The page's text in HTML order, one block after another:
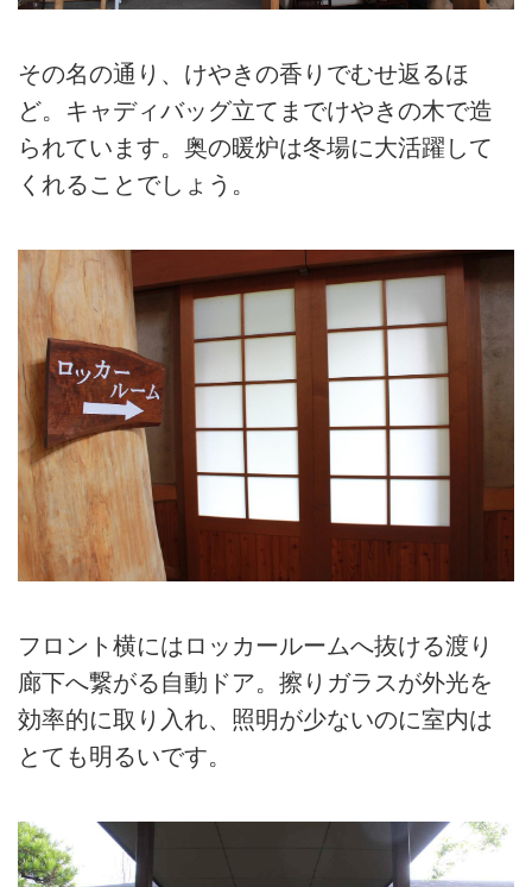
その名の通り、けやきの香りでむせ返るほ
ど。キャディバッグ立てまでけやきの木で造
られています。奥の暖炉は冬場に大活躍して
くれることでしょう。
フロント横にはロッカールームへ抜ける渡り
廊下へ繋がる自動ドア。擦りガラスが外光を
効率的に取り入れ、照明が少ないのに室内は
とても明るいです。